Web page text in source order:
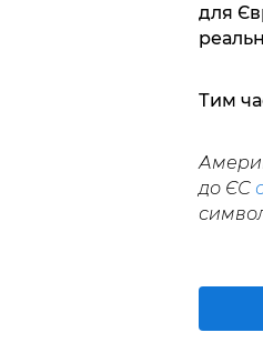
для
Тим
до ЄС